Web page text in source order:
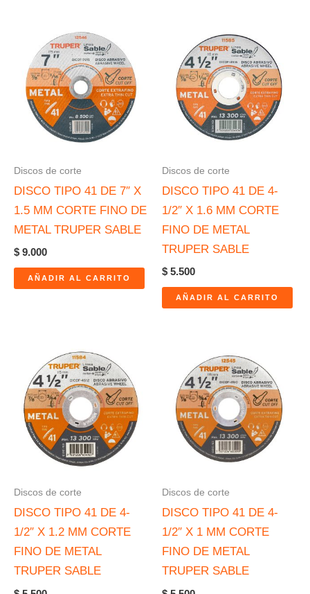
Discos de corte
DISCO TIPO 41 DE 7″ X
1.5 MM CORTE FINO DE
METAL TRUPER SABLE
$ 9.000
AÑADIR AL CARRITO
Discos de corte
DISCO TIPO 41 DE 4-
1/2″ X 1.6 MM CORTE
FINO DE METAL
TRUPER SABLE
$ 5.500
AÑADIR AL CARRITO
Discos de corte
DISCO TIPO 41 DE 4-
1/2″ X 1.2 MM CORTE
FINO DE METAL
TRUPER SABLE
Discos de corte
DISCO TIPO 41 DE 4-
1/2″ X 1 MM CORTE
FINO DE METAL
TRUPER SABLE